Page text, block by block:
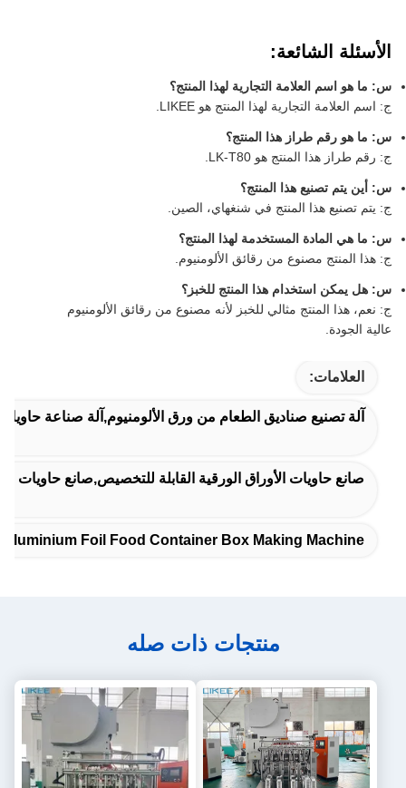
الأسئلة الشائعة:
س: ما هو اسم العلامة التجارية لهذا المنتج؟
ج: اسم العلامة التجارية لهذا المنتج هو LIKEE.
س: ما هو رقم طراز هذا المنتج؟
ج: رقم طراز هذا المنتج هو LK-T80.
س: أين يتم تصنيع هذا المنتج؟
ج: يتم تصنيع هذا المنتج في شنغهاي، الصين.
س: ما هي المادة المستخدمة لهذا المنتج؟
ج: هذا المنتج مصنوع من رقائق الألومنيوم.
س: هل يمكن استخدام هذا المنتج للخبز؟
ج: نعم، هذا المنتج مثالي للخبز لأنه مصنوع من رقائق الألومنيوم
عالية الجودة.
العلامات:
آلة تصنيع صناديق الطعام من ورق الألومنيوم,آلة صناعة حاويات من ورق الألومنيوم نصف تلقائية 80
صانع حاويات الأوراق الورقية القابلة للتخصيص,صانع حاويات الأوراق الورقية الآلية 68 ضربة / دقيقة,آلة
Aluminium Foil Food Container Box Making Machine
منتجات ذات صله